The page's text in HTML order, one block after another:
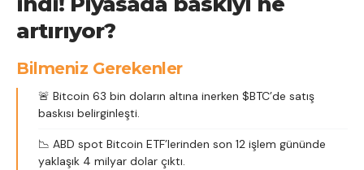
artırıyor?
Bilmeniz Gerekenler
🚨 Bitcoin 63 bin doların altına inerken $BTC’de satış
baskısı belirginleşti.
📉 ABD spot Bitcoin ETF’lerinden son 12 işlem gününde
yaklaşık 4 milyar dolar çıktı.